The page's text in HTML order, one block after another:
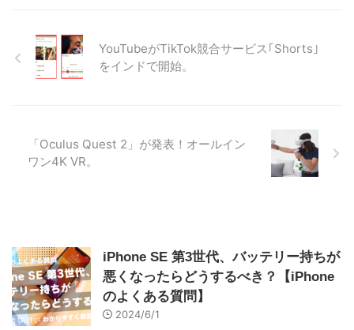
YouTubeがTikTok競合サービス｢Shorts｣
をインドで開始。
「Oculus Quest 2」が発表！オールイン
ワン4K VR。
iPhone SE 第3世代、バッテリー持ちが
悪くなったらどうするべき？【iPhone
のよくある質問】
2024/6/1